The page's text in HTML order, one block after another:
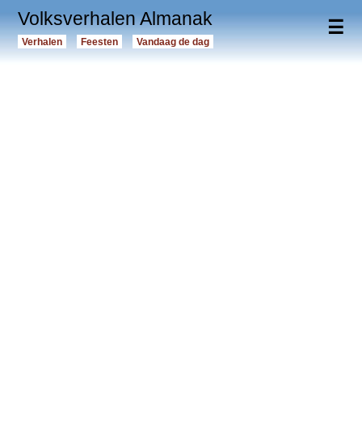
☰
Volksverhalen Almanak
Verhalen Feesten Vandaag de dag